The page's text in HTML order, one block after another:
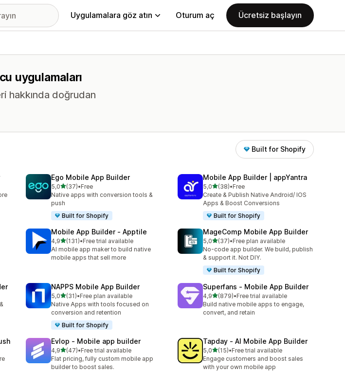
Uygulamalara göz atın Oturum aç Ücretsiz başlayın
uygulamaları
hakkında doğrudan
Built for Shopify
Ego Mobile App Builder
5,05 yıldız üzerinden
(37)
toplam 37 değerlendirme
•Free
Native apps with conversion tools &
push
Built for Shopify
Mobile App Builder | appYantra
5,05 yıldız üzerinden
(38)
toplam 38 değerlendirme
•Free
Create & Publish Native Android/ IOS
Apps & Boost Conversions
Built for Shopify
Mobile App Builder ‑ Apptile
4,95 yıldız üzerinden
(131)
toplam 131 değerlendirme
•Free trial available
AI mobile app maker to build native
mobile apps that sell more
MageComp Mobile App Builder
5,05 yıldız üzerinden
(37)
toplam 37 değerlendirme
•Free plan available
No-code app builder. We build, publish
& support it. Not DIY.
Built for Shopify
NAPPS Mobile App Builder
5,05 yıldız üzerinden
(31)
toplam 31 değerlendirme
•Free plan available
Native Apps with tools focused on
conversion and retention
Built for Shopify
Superfans ‑ Mobile App Builder
4,95 yıldız üzerinden
(879)
toplam 879 değerlendirme
•Free trial available
Build native mobile apps to engage,
convert, and retain
Evlop ‑ Mobile app builder
4,95 yıldız üzerinden
(47)
toplam 47 değerlendirme
•Free trial available
Flat pricing, fully custom mobile app
builder to boost sales.
Tapday ‑ AI Mobile App Builder
5,05 yıldız üzerinden
(15)
toplam 15 değerlendirme
•Free trial available
Engage customers and boost sales
with your own mobile app